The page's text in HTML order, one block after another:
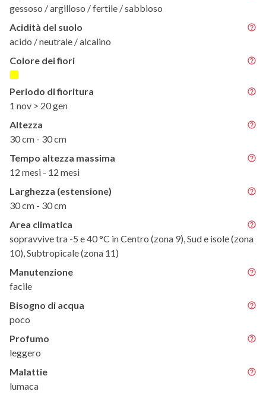
gessoso / argilloso / fertile / sabbioso
Acidità del suolo
acido / neutrale / alcalino
Colore dei fiori
Periodo di fioritura
1 nov > 20 gen
Altezza
30 cm - 30 cm
Tempo altezza massima
12 mesi - 12 mesi
Larghezza (estensione)
30 cm - 30 cm
Area climatica
sopravvive tra -5 e 40 °C in Centro (zona 9), Sud e isole (zona
10), Subtropicale (zona 11)
Manutenzione
facile
Bisogno di acqua
poco
Profumo
leggero
Malattie
lumaca